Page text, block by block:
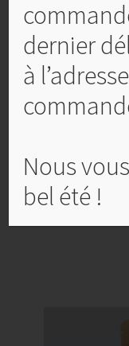
Sariette
dernier
à l’adresse
Nous
bel été !